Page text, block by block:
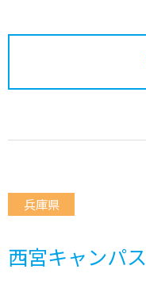
兵庫県
西宮キャンパス